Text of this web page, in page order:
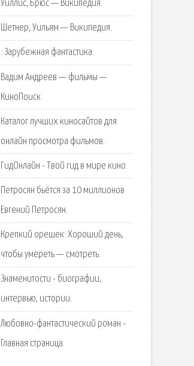
Уиллис, Брюс — Википедия.
Шетнер, Уильям — Википедия.
: Зарубежная фантастика.
Вадим Андреев — фильмы —
КиноПоиск.
Каталог лучших киносайтов для
онлайн просмотра фильмов.
ГидОнлайн - Твой гид в мире кино.
Петросян бьётся за 10 миллионов
Евгений Петросян.
Крепкий орешек: Хороший день,
чтобы умереть — смотреть.
Знаменитости - биографии,
интервью, истории.
Любовно-фантастический роман -
Главная страница.